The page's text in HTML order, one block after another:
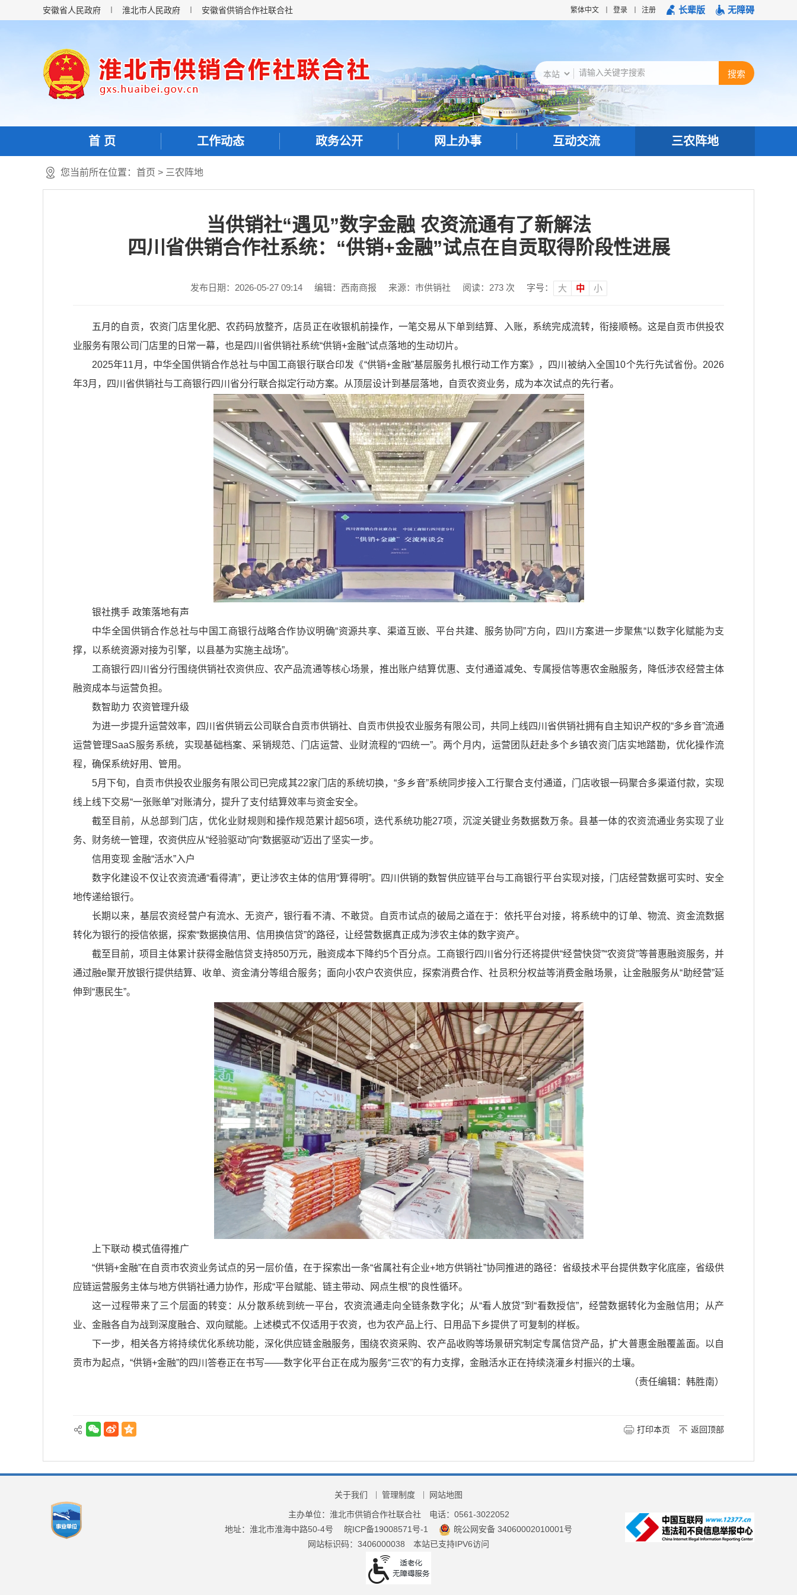
安徽省人民政府 淮北市人民政府 安徽省供销合作社联合社 繁体中文 登录 注册 长辈版 无障碍
首 页 工作动态 政务公开 网上办事 互动交流 三农阵地
您当前所在位置： 首页 > 三农阵地
当供销社“遇见”数字金融 农资流通有了新解法
四川省供销合作社系统：“供销+金融”试点在自贡取得阶段性进展
发布日期：2026-05-27 09:14 编辑：西南商报 来源：市供销社 阅读： 273次 字号： 大 中 小
五月的自贡，农资门店里化肥、农药码放整齐，店员正在收银机前操作，一笔交易从下单到结算、入账，系统完成流转，衔接顺畅。这是自贡市供投农
业服务有限公司门店里的日常一幕，也是四川省供销社系统“供销+金融”试点落地的生动切片。
2025年11月，中华全国供销合作总社与中国工商银行联合印发《“供销+金融”基层服务扎根行动工作方案》，四川被纳入全国10个先行先试省份。2026
年3月，四川省供销社与工商银行四川省分行联合拟定行动方案。从顶层设计到基层落地，自贡农资业务，成为本次试点的先行者。
银社携手 政策落地有声
中华全国供销合作总社与中国工商银行战略合作协议明确“资源共享、渠道互嵌、平台共建、服务协同”方向，四川方案进一步聚焦“以数字化赋能为支
撑，以系统资源对接为引擎，以县基为实施主战场”。
工商银行四川省分行围绕供销社农资供应、农产品流通等核心场景，推出账户结算优惠、支付通道减免、专属授信等惠农金融服务，降低涉农经营主体
融资成本与运营负担。
数智助力 农资管理升级
为进一步提升运营效率，四川省供销云公司联合自贡市供销社、自贡市供投农业服务有限公司，共同上线四川省供销社拥有自主知识产权的“多乡音”流通
运营管理SaaS服务系统，实现基础档案、采销规范、门店运营、业财流程的“四统一”。两个月内，运营团队赶赴多个乡镇农资门店实地踏勘，优化操作流
程，确保系统好用、管用。
5月下旬，自贡市供投农业服务有限公司已完成其22家门店的系统切换，“多乡音”系统同步接入工行聚合支付通道，门店收银一码聚合多渠道付款，实现
线上线下交易“一张账单”对账清分，提升了支付结算效率与资金安全。
截至目前，从总部到门店，优化业财规则和操作规范累计超56项，迭代系统功能27项，沉淀关键业务数据数万条。县基一体的农资流通业务实现了业
务、财务统一管理，农资供应从“经验驱动”向“数据驱动”迈出了坚实一步。
信用变现 金融“活水”入户
数字化建设不仅让农资流通“看得清”，更让涉农主体的信用“算得明”。四川供销的数智供应链平台与工商银行平台实现对接，门店经营数据可实时、安全
地传递给银行。
长期以来，基层农资经营户有流水、无资产，银行看不清、不敢贷。自贡市试点的破局之道在于：依托平台对接，将系统中的订单、物流、资金流数据
转化为银行的授信依据，探索“数据换信用、信用换信贷”的路径，让经营数据真正成为涉农主体的数字资产。
截至目前，项目主体累计获得金融信贷支持850万元，融资成本下降约5个百分点。工商银行四川省分行还将提供“经营快贷”“农资贷”等普惠融资服务，并
通过融e聚开放银行提供结算、收单、资金清分等组合服务；面向小农户农资供应，探索消费合作、社员积分权益等消费金融场景，让金融服务从“助经营”延
伸到“惠民生”。
上下联动 模式值得推广
“供销+金融”在自贡市农资业务试点的另一层价值，在于探索出一条“省属社有企业+地方供销社”协同推进的路径：省级技术平台提供数字化底座，省级供
应链运营服务主体与地方供销社通力协作，形成“平台赋能、链主带动、网点生根”的良性循环。
这一过程带来了三个层面的转变：从分散系统到统一平台，农资流通走向全链条数字化；从“看人放贷”到“看数授信”，经营数据转化为金融信用；从产
业、金融各自为战到深度融合、双向赋能。上述模式不仅适用于农资，也为农产品上行、日用品下乡提供了可复制的样板。
下一步，相关各方将持续优化系统功能，深化供应链金融服务，围绕农资采购、农产品收购等场景研究制定专属信贷产品，扩大普惠金融覆盖面。以自
贡市为起点，“供销+金融”的四川答卷正在书写——数字化平台正在成为服务“三农”的有力支撑，金融活水正在持续浇灌乡村振兴的土壤。
（责任编辑：韩胜南）
打印本页 返回顶部
关于我们 管理制度 网站地图
主办单位：淮北市供销合作社联合社
电话：0561-3022052
地址：淮北市淮海中路50-4号
皖ICP备19008571号-1
皖公网安备 34060002010001号
网站标识码：3406000038
本站已支持IPV6访问